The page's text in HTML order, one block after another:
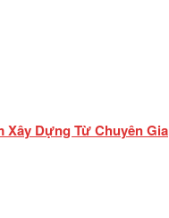
Xây Dựng Từ Chuyên Gia